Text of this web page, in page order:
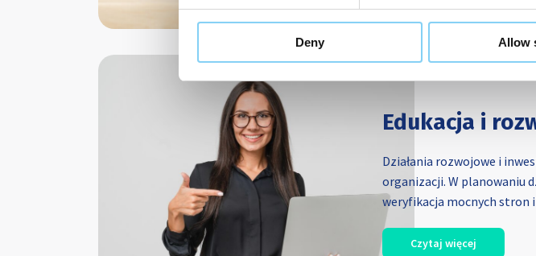
Deny Allow
Edukacja i
Działania rozwojowe i
organizacji. W planowaniu
weryfikacja mocnych stron
Czytaj więcej